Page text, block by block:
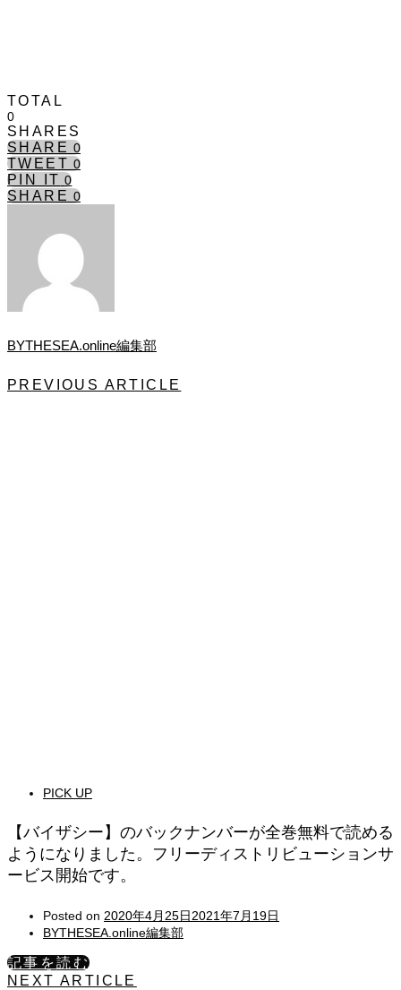
TOTAL
0
SHARES
SHARE 0
TWEET 0
PIN IT 0
SHARE 0
BYTHESEA.online編集部
PREVIOUS ARTICLE
PICK UP
【バイザシー】のバックナンバーが全巻無料で読める
ようになりました。フリーディストリビューションサ
ービス開始です。
Posted on 2020年4月25日2021年7月19日
BYTHESEA.online編集部
記事を読む
NEXT ARTICLE